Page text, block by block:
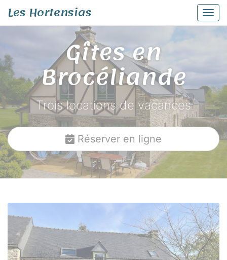
Les Hortensias
Gîtes en
Brocéliande
Trois locations de vacances
Réserver en ligne
Panneau de gestion des cookies